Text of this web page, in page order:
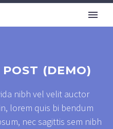
(DEMO)
nibh vel velit auctor
lorem quis bi bendum
nec sagittis sem nibh